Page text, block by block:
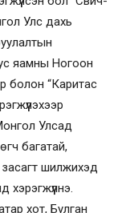
Улс дахь
яамны Ногоон
болон “Каритас
Улсад
багатай,
засагт шилжихэд
хэрэгжүүлнэ.
хот, Булган